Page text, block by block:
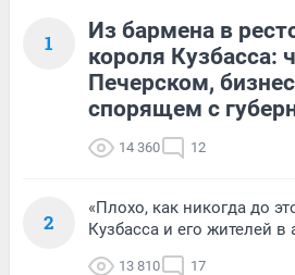
1
Из бармена в
короля Кузбасса:
Печерском,
спорящем с
14 360 12
2
«Плохо, как никогда до
Кузбасса и его жителей в
13 810 17